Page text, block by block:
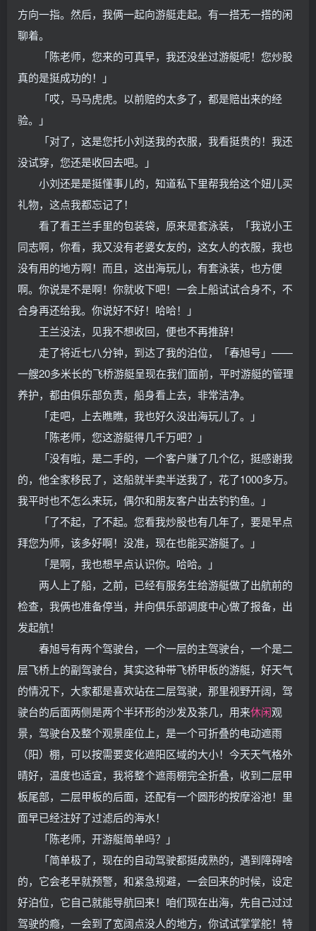
方向一指。然后，我俩一起向游艇走起。有一搭无一搭的闲
聊着。
「陈老师，您来的可真早，我还没坐过游艇呢！您炒股
真的是挺成功的！」
「哎，马马虎虎。以前赔的太多了，都是赔出来的经
验。」
「对了，这是您托小刘送我的衣服，我看挺贵的！我还
没试穿，您还是收回去吧。」
小刘还是是挺懂事儿的，知道私下里帮我给这个妞儿买
礼物，这点我都忘记了！
看了看王兰手里的包装袋，原来是套泳装，「我说小王
同志啊，你看，我又没有老婆女友的，这女人的衣服，我也
没有用的地方啊！而且，这出海玩儿，有套泳装，也方便
啊。你说是不是啊！你就收下吧！一会上船试试合身不，不
合身再还给我。你说好不好！哈哈！」
王兰没法，见我不想收回，便也不再推辞！
走了将近七八分钟，到达了我的泊位，「春旭号」——
一艘20多米长的飞桥游艇呈现在我们面前，平时游艇的管理
养护，都由俱乐部负责，船身看上去，非常洁净。
「走吧，上去瞧瞧，我也好久没出海玩儿了。」
「陈老师，您这游艇得几千万吧？」
「没有啦，是二手的，一个客户赚了几个亿，挺感谢我
的，他全家移民了，这船就半卖半送我了，花了1000多万。
我平时也不怎么来玩，偶尔和朋友客户出去钓钓鱼。」
「了不起，了不起。您看我炒股也有几年了，要是早点
拜您为师，该多好啊！没准，现在也能买游艇了。」
「是啊，我也想早点认识你。哈哈。」
两人上了船，之前，已经有服务生给游艇做了出航前的
检查，我俩也准备停当，并向俱乐部调度中心做了报备，出
发起航！
春旭号有两个驾驶台，一个一层的主驾驶台，一个是二
层飞桥上的副驾驶台，其实这种带飞桥甲板的游艇，好天气
的情况下，大家都是喜欢站在二层驾驶，那里视野开阔，驾
驶台的后面两侧是两个半环形的沙发及茶几，用来休闲观
景，驾驶台及整个观景座位上，是一个可折叠的电动遮雨
（阳）棚，可以按需要变化遮阳区域的大小！今天天气格外
晴好，温度也适宜，我将整个遮雨棚完全折叠，收到二层甲
板尾部，二层甲板的后面，还配有一个圆形的按摩浴池！里
面早已经注好了过滤后的海水！
「陈老师，开游艇简单吗？」
「简单极了，现在的自动驾驶都挺成熟的，遇到障碍啥
的，它会老早就预警，和紧急规避，一会回来的时候，设定
好泊位，它自己就能导航回来！咱们现在出海，先自己过过
驾驶的瘾，一会到了宽阔点没人的地方，你试试掌掌舵！特